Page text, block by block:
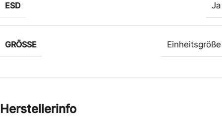
ESD Ja
GRÖSSE Einheitsgröße
Herstellerinfo